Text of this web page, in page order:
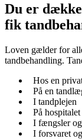
Du er
fik
Loven gælder for
tandbehandling.
Hos en
På en
I tandplejen
På hospitalet
I fængsler og
I forsvaret